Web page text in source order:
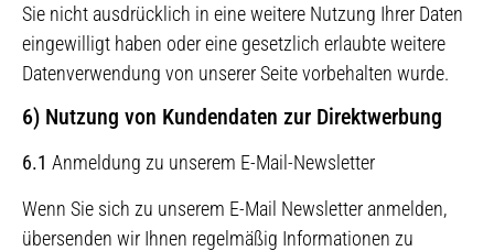
Sie nicht ausdrücklich in eine weitere Nutzung Ihrer Daten
eingewilligt haben oder eine gesetzlich erlaubte weitere
Datenverwendung von unserer Seite vorbehalten wurde.
6) Nutzung von Kundendaten zur Direktwerbung
6.1 Anmeldung zu unserem E-Mail-Newsletter
Wenn Sie sich zu unserem E-Mail Newsletter anmelden,
übersenden wir Ihnen regelmäßig Informationen zu